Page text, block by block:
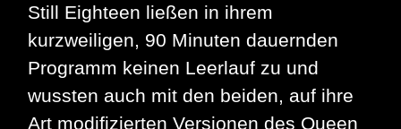
Still Eighteen ließen in ihrem
kurzweiligen, 90 Minuten dauernden
Programm keinen Leerlauf zu und
wussten auch mit den beiden, auf ihre
Art modifizierten Versionen des Queen